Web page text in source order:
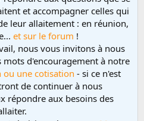
et accompagner celles qui
leur allaitement : en réunion,
et sur le forum !
nous vous invitons à nous
d'encouragement à notre
ou une cotisation - si ce n'est
de continuer à nous
répondre aux besoins des